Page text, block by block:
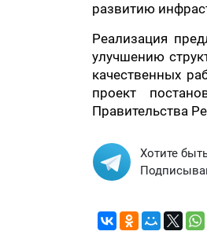
развитию
Реализация
улучшению
качественных
проект
Правительства
Хотите